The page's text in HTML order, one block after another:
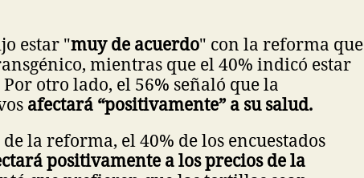
estar "muy de acuerdo" con la reforma que
mientras que el 40% indicó estar
otro lado, el 56% señaló que la
afectará “positivamente” a su salud.
la reforma, el 40% de los encuestados
positivamente a los precios de la